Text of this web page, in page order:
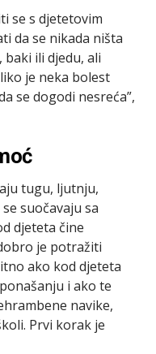
se s djetetovim
da se nikada ništa
ili djedu, ali
je neka bolest
se dogodi nesreća”,
tugu, ljutnju,
suočavaju sa
djeteta čine
je potražiti
ako kod djeteta
i ako te
navike,
Prvi korak je